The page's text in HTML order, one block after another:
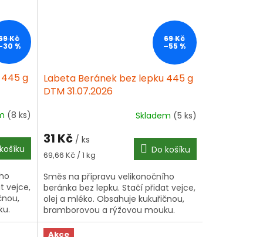
Kč
%
g
(8 ks)
vejce,
69 Kč
–55 %
Labeta Beránek bez lepku 445 g
DTM 31.07.2026
Skladem (5 ks)
31 Kč / ks
Měrná
69,66 Kč / 1 kg Do košíku
Směs na přípravu velikonočního
beránka bez lepku. Stačí přidat vejce,
olej a mléko. Obsahuje kukuřičnou,
bramborovou a rýžovou mouku.
Akce